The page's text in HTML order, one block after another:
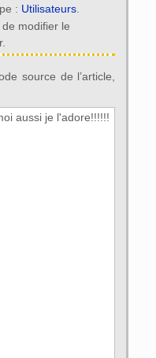
: Utilisateurs
modifier le
source de l’article,